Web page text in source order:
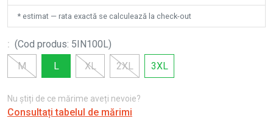
* estimat — rata exactă se calculează la check-out
: (Cod produs: 5IN100L)
M
L XL 2XL 3XL
Nu știți de ce mărime aveți nevoie?
Consultați tabelul de mărimi